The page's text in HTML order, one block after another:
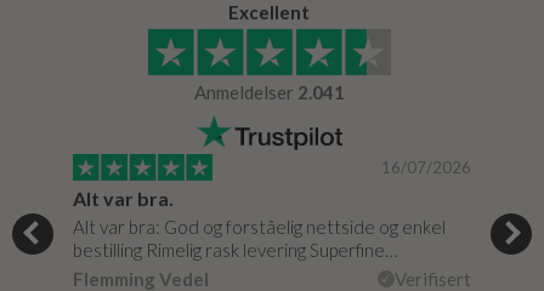
Excellent
Anmeldelser 2.041
16/07/2026
Alt var bra.
Alt var bra: God og forståelig nettside og enkel
bestilling Rimelig rask levering Superfine…
Flemming Vedel
Verifisert
Jeg
fikk